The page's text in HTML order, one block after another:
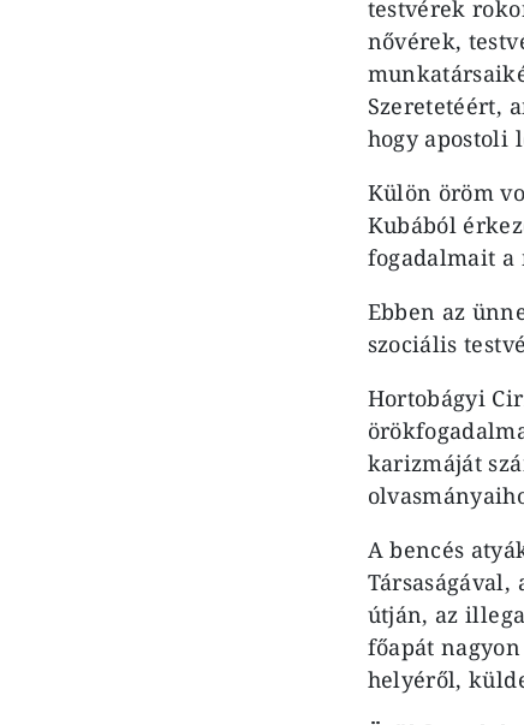
testvérek
nővérek,
Szeretetéért,
hogy apostoli
Külön öröm
Kubából
fogadalmait a
Ebben az
szociális
Hortobágyi
karizmáját
A bencés
útján, az
főapát
helyéről,